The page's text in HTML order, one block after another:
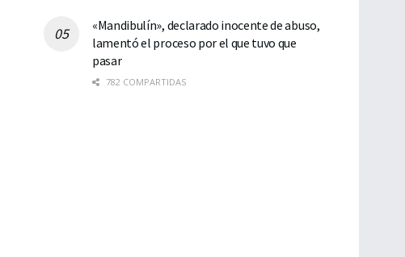
«Mandibulín», declarado inocente de abuso,
lamentó el proceso por el que tuvo que
pasar
782 COMPARTIDAS